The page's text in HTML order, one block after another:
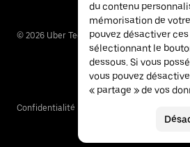
© 2026 Uber Technologies Inc.
Confidentialité
du contenu
mémorisation de
pouvez désactiver
sélectionnant le
dessous. Si vous
vous pouvez
« partage » de vos